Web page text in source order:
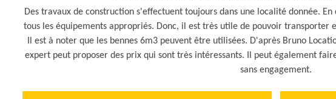
Des travaux de construction s'effectuent toujours dans une localité donnée.
tous les équipements appropriés. Donc, il est très utile de pouvoir transporter
Il est à noter que les bennes 6m3 peuvent être utilisées. D'après Bruno
expert peut proposer des prix qui sont très intéressants. Il peut également
sans engagement.